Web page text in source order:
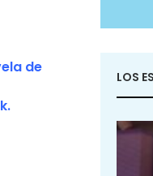
de
LOS